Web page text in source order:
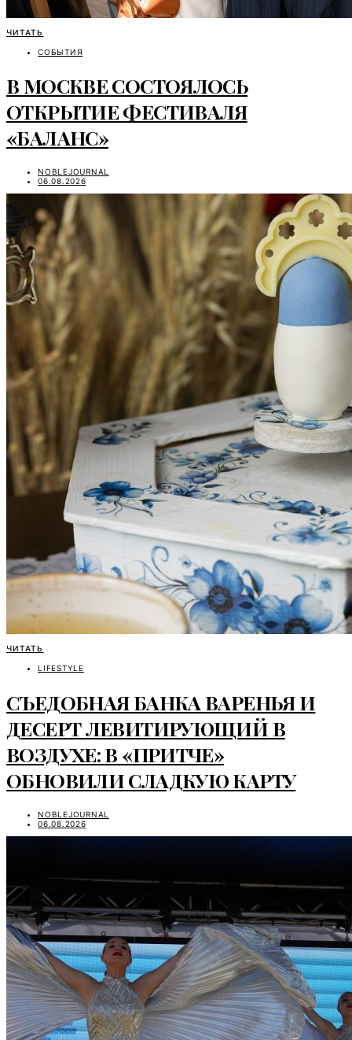
ЧИТАТЬ
СОБЫТИЯ
В МОСКВЕ СОСТОЯЛОСЬ
ОТКРЫТИЕ ФЕСТИВАЛЯ
«БАЛАНС»
NOBLEJOURNAL
06.08.2026
ЧИТАТЬ
LIFESTYLE
СЪЕДОБНАЯ БАНКА ВАРЕНЬЯ И
ДЕСЕРТ ЛЕВИТИРУЮЩИЙ В
ВОЗДУХЕ: В «ПРИТЧЕ»
ОБНОВИЛИ СЛАДКУЮ КАРТУ
NOBLEJOURNAL
06.08.2026